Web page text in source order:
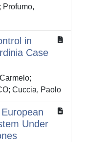
Profumo,
in
Case
Cuccia, Paolo
Under